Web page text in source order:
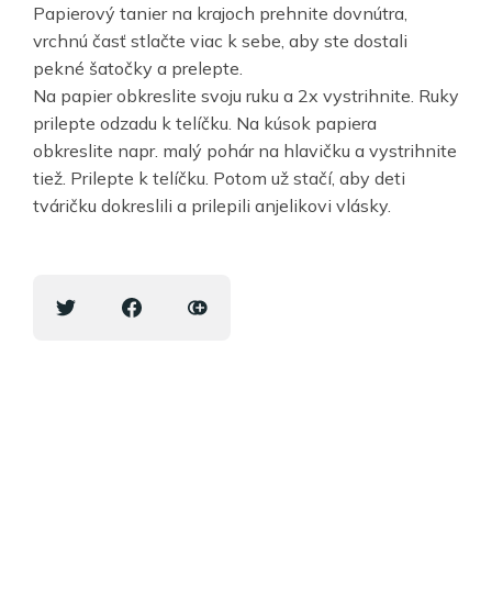
Papierový tanier na krajoch prehnite dovnútra,
vrchnú časť stlačte viac k sebe, aby ste dostali
pekné šatočky a prelepte.
Na papier obkreslite svoju ruku a 2x vystrihnite. Ruky
prilepte odzadu k telíčku. Na kúsok papiera
obkreslite napr. malý pohár na hlavičku a vystrihnite
tiež. Prilepte k telíčku. Potom už stačí, aby deti
tváričku dokreslili a prilepili anjelikovi vlásky.